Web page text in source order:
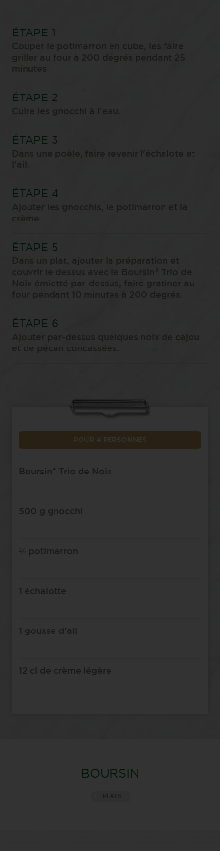
Couper le potimarron en cube, les faire
griller au four à 200 degrés pendant 25
minutes
Cuire les gnocchi à l'eau.
Dans une poêle, faire revenir l'échalote et
l'ail.
Ajouter les gnocchis, le potimarron et la
crème.
Dans un plat, ajouter la préparation et
couvrir le dessus avec le Boursin
Trio de
Noix émietté par-dessus, faire gratiner au
four pendant 10 minutes à 200 degrés.
Ajouter par-dessus quelques noix de cajou
et de pécan concassées.
POUR 4 PERSONNES
Boursin ® Trio de Noix
500 g gnocchi
½ potimarron
1 échalotte
1 gousse d’ail
12 cl de crème légère
BOURSIN
PLATS